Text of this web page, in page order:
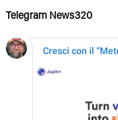
Telegram News320